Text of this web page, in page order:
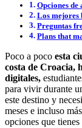
Opciones
Los mejores
Preguntas
Plans that
Poco a poco esta
costa de Croacia,
digitales,
para vivir durante
este destino y
meses e incluso
opciones que